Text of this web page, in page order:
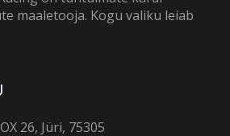
maaletooja. Kogu valiku leiab
26, Jüri, 75305